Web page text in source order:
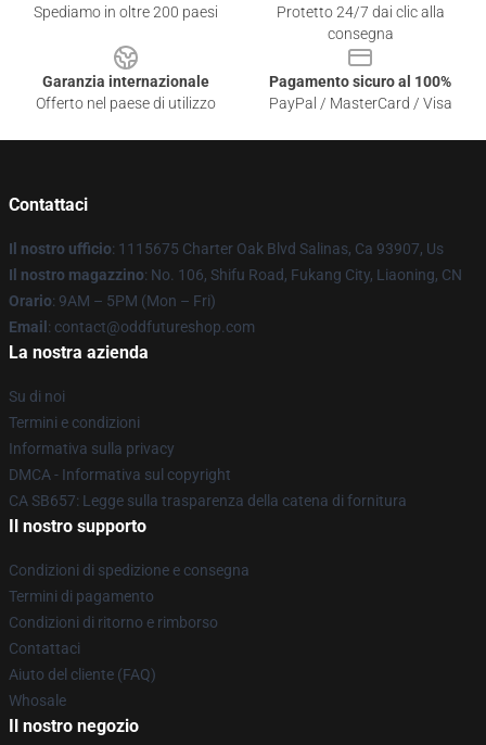
Spediamo in oltre 200 paesi
Protetto 24/7 dai clic alla
consegna
Garanzia internazionale
Offerto nel paese di utilizzo
Pagamento sicuro al 100%
PayPal / MasterCard / Visa
Contattaci
Il nostro ufficio: 1115675 Charter Oak Blvd Salinas, Ca 93907, Us
Il nostro magazzino: No. 106, Shifu Road, Fukang City, Liaoning, CN
Orario: 9AM – 5PM (Mon – Fri)
Email : contact@oddfutureshop.com
La nostra azienda
Su di noi
Termini e condizioni
Informativa sulla privacy
DMCA - Informativa sul copyright
CA SB657: Legge sulla trasparenza della catena di fornitura
Il nostro supporto
Condizioni di spedizione e consegna
Termini di pagamento
Condizioni di ritorno e rimborso
Contattaci
Aiuto del cliente (FAQ)
Whosale
Il nostro negozio